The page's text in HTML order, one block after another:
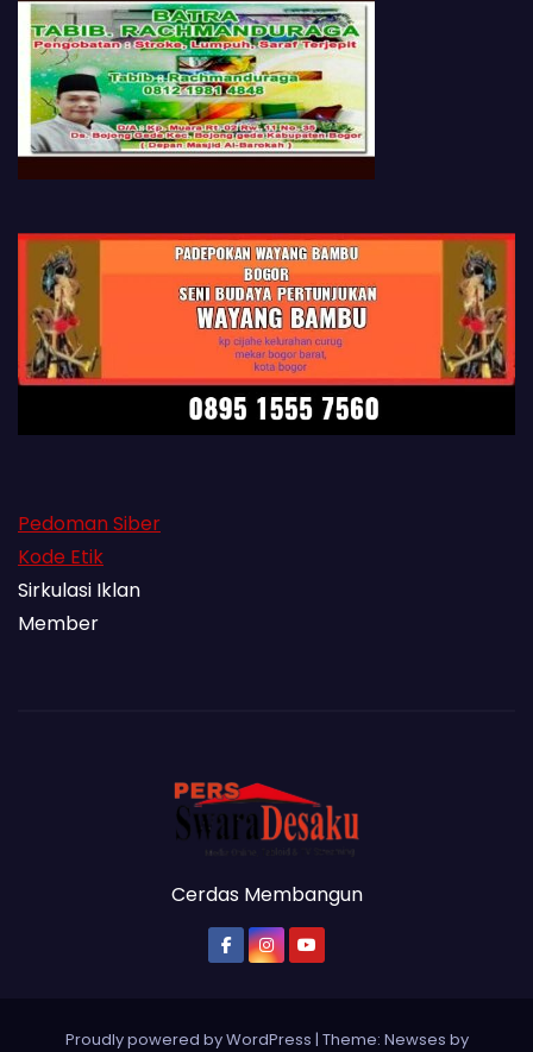
Pedoman Siber
Kode Etik
Sirkulasi Iklan
Member
Cerdas Membangun
Proudly powered by WordPress | Theme: Newses by